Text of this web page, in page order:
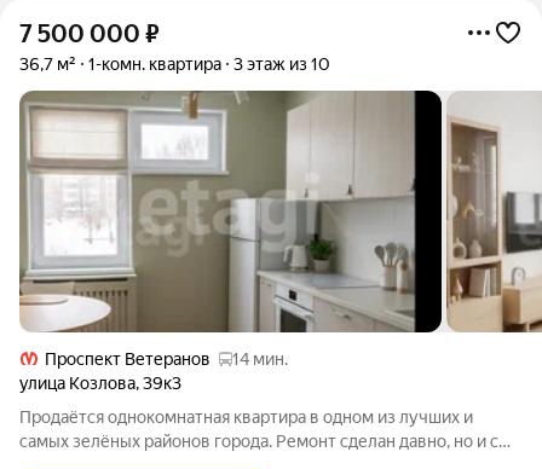
7 500 000 ₽
36,7 м² 1-комн. квартира 3 этаж из 10
Проспект Ветеранов
14 мин.
улица Козлова,39к3
Продаётся однокомнатная квартира в одном из лучших и
самых зелёных районов города. Ремонт сделан давно, но и с